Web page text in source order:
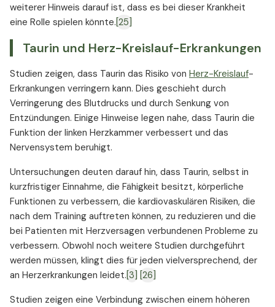
weiterer Hinweis darauf ist, dass es bei dieser Krankheit
eine Rolle spielen könnte. [25]
Taurin und Herz-Kreislauf-Erkrankungen
Studien zeigen, dass Taurin das Risiko von Herz-Kreislauf-
Erkrankungen verringern kann. Dies geschieht durch
Verringerung des Blutdrucks und durch Senkung von
Entzündungen. Einige Hinweise legen nahe, dass Taurin die
Funktion der linken Herzkammer verbessert und das
Nervensystem beruhigt.
Untersuchungen deuten darauf hin, dass Taurin, selbst in
kurzfristiger Einnahme, die Fähigkeit besitzt, körperliche
Funktionen zu verbessern, die kardiovaskulären Risiken, die
nach dem Training auftreten können, zu reduzieren und die
bei Patienten mit Herzversagen verbundenen Probleme zu
verbessern. Obwohl noch weitere Studien durchgeführt
werden müssen, klingt dies für jeden vielversprechend, der
an Herzerkrankungen leidet. [3]
[26]
Studien zeigen eine Verbindung zwischen einem höheren